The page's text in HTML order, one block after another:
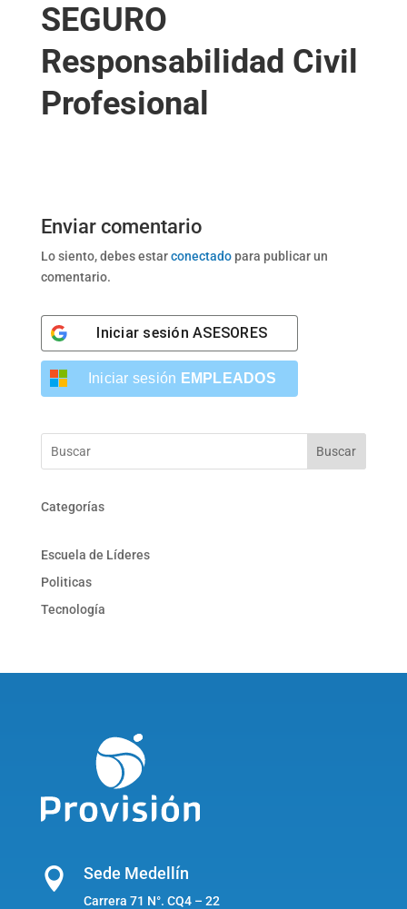
SEGURO
Responsabilidad Civil
Profesional
Enviar comentario
Lo siento, debes estarconectadopara publicar un
comentario.
Iniciar sesiónASESORES
Iniciar sesión EMPLEADOS
Buscar
Categorías
Escuela de Líderes
Politicas
Tecnología
 Sede Medellín
Carrera 71 N°. CQ4 – 22